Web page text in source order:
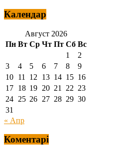
Календар
Август 2026
Пн Вт Ср Чт Пт Сб Вс
1
2
3
4 5 6 7 8
9
10 11 12 13 14 15 16
17 18 19 20 21 22 23
24 25 26 27 28 29 30
31
« Апр
Коментарі